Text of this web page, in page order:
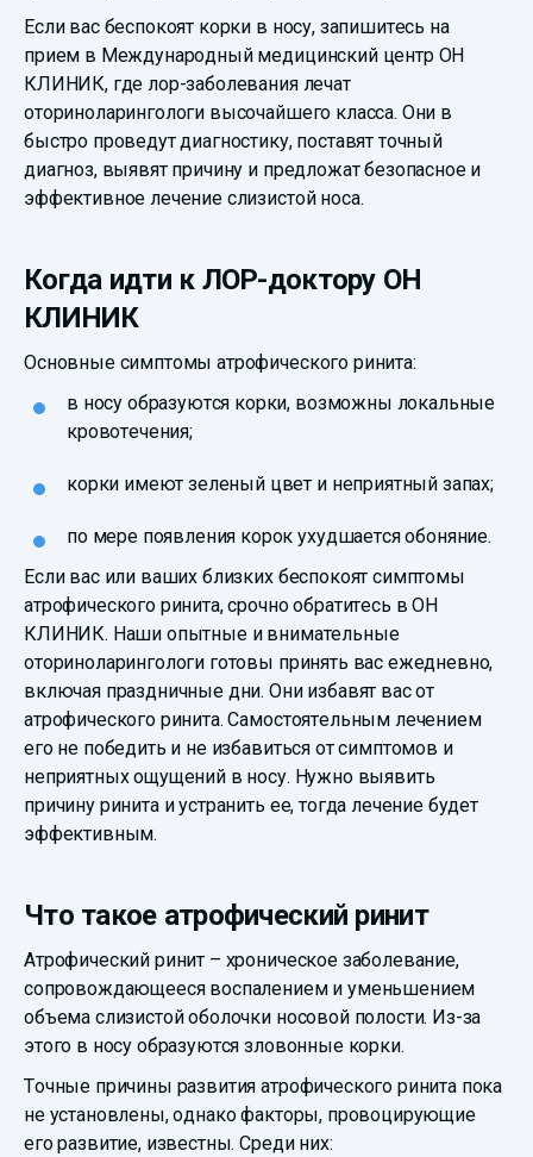
Если вас беспокоят корки в носу, запишитесь на
прием в Международный медицинский центр ОН
КЛИНИК, где лор-заболевания лечат
оториноларингологи высочайшего класса. Они в
быстро проведут диагностику, поставят точный
диагноз, выявят причину и предложат безопасное и
эффективное лечение слизистой носа.
Когда идти к ЛОР-доктору ОН
КЛИНИК
Основные симптомы атрофического ринита:
в носу образуются корки, возможны локальные
кровотечения;
корки имеют зеленый цвет и неприятный запах;
по мере появления корок ухудшается обоняние.
Если вас или ваших близких беспокоят симптомы
атрофического ринита, срочно обратитесь в ОН
КЛИНИК. Наши опытные и внимательные
оториноларингологи готовы принять вас ежедневно,
включая праздничные дни. Они избавят вас от
атрофического ринита. Самостоятельным лечением
его не победить и не избавиться от симптомов и
неприятных ощущений в носу. Нужно выявить
причину ринита и устранить ее, тогда лечение будет
эффективным.
Что такое атрофический ринит
Атрофический ринит – хроническое заболевание,
сопровождающееся воспалением и уменьшением
объема слизистой оболочки носовой полости. Из-за
этого в носу образуются зловонные корки.
Точные причины развития атрофического ринита пока
не установлены, однако факторы, провоцирующие
его развитие, известны. Среди них: